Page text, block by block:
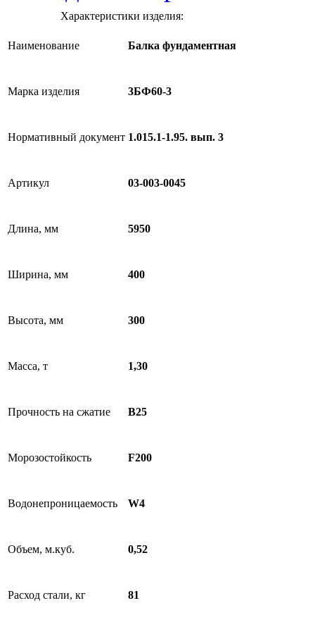
Характеристики изделия:
Наименование Балка фундаментная
Марка изделия 3БФ60-3
Нормативный документ 1.015.1-1.95. вып. 3
Артикул 03-003-0045
Длина, мм 5950
Ширина, мм 400
Высота, мм 300
Масса, т 1,30
Прочность на сжатие B25
Морозостойкость F200
Водонепроницаемость W4
Объем, м.куб. 0,52
Расход стали, кг 81